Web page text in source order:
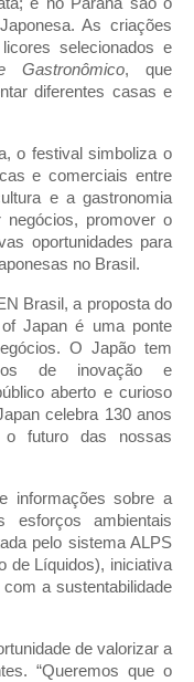
As criações
selecionados e
Gastronômico, que
diferentes casas e
o festival simboliza o
e comerciais entre
e a gastronomia
negócios, promover o
oportunidades para
no Brasil.
Brasil, a proposta do
Japan é uma ponte
O Japão tem
de inovação e
aberto e curioso
celebra 130 anos
o futuro das nossas
informações sobre a
esforços ambientais
pelo sistema ALPS
de Líquidos), iniciativa
a sustentabilidade
de valorizar a
“Queremos que o